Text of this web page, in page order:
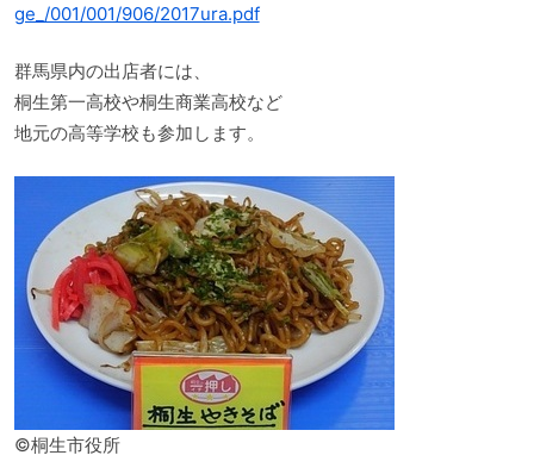
ge_/001/001/906/2017ura.pdf
群馬県内の出店者には、
桐生第一高校や桐生商業高校など
地元の高等学校も参加します。
©桐生市役所